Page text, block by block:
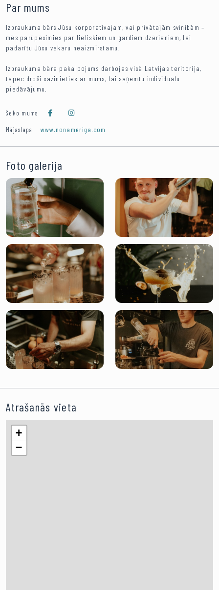
Par mums
Izbraukuma bārs Jūsu korporatīvajam, vai privātajām svinībām –
mēs parūpēsimies par lieliskiem un gardiem dzērieniem, lai
padarītu Jūsu vakaru neaizmirstamu.
Izbraukuma bāra pakalpojums darbojas visā Latvijas teritorija,
tāpēc droši sazinieties ar mums, lai saņemtu individuālu
piedāvājumu.
Seko mums
Mājaslapa www.nonameriga.com
Foto galerija
Atrašanās vieta
+
−